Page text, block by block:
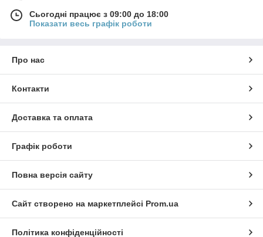
Сьогодні працює з 09:00 до 18:00
Показати весь графік роботи
Про нас
Контакти
Доставка та оплата
Графік роботи
Повна версія сайту
Сайт створено на маркетплейсі Prom.ua
Політика конфіденційності